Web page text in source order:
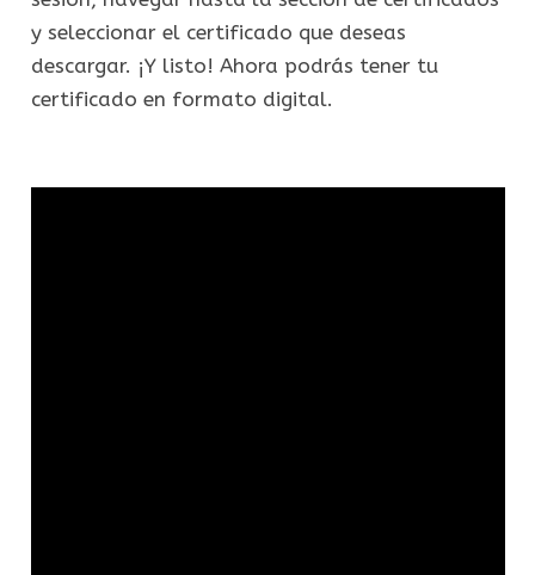
y seleccionar el certificado que deseas
descargar. ¡Y listo! Ahora podrás tener tu
certificado en formato digital.